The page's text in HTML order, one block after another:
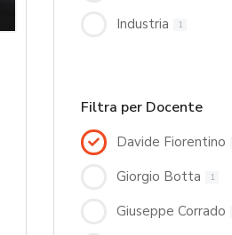
Industria 1
Filtra per Docente
Davide Fiorentino
Giorgio Botta 1
Giuseppe Corrado